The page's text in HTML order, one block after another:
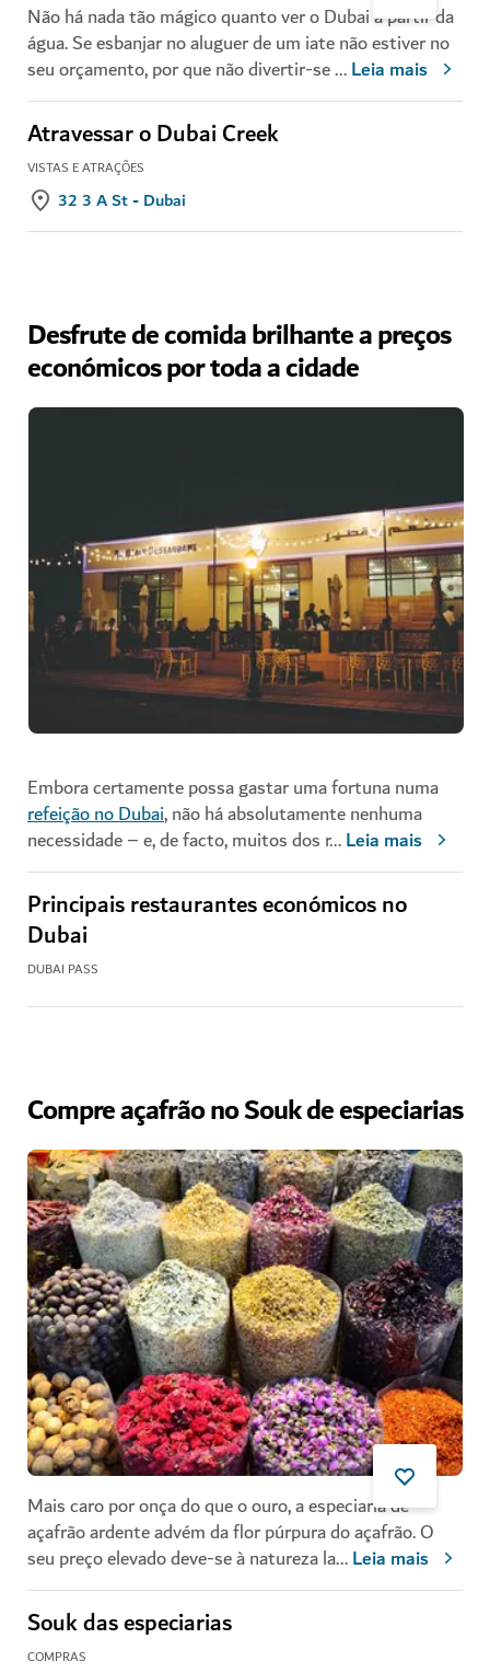
Não há nada tão mágico quanto ver o Dubai a partir da
água. Se esbanjar no aluguer de um iate não estiver no
seu orçamento, por que não divertir-se...Leia mais
Atravessar o Dubai Creek
VISTAS E ATRAÇÕES
32 3 A St - Dubai
Desfrute de comida brilhante a preços
económicos por toda a cidade
Embora certamente possa gastar uma fortuna numa
refeição no Dubai, não há absolutamente nenhuma
necessidade – e, de facto, muitos dos r...Leia mais
Principais restaurantes económicos no
Dubai
DUBAI PASS
Compre açafrão no Souk de especiarias
Mais caro por onça do que o ouro, a especiaria de
açafrão ardente advém da flor púrpura do açafrão. O
seu preço elevado deve-se à natureza la...Leia mais
Souk das especiarias
COMPRAS